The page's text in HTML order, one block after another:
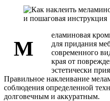
М
еламиновая
для придания
современного
края от
эстетически
Правильное наклеивание
соблюдения определенной
долговечным и аккуратным.